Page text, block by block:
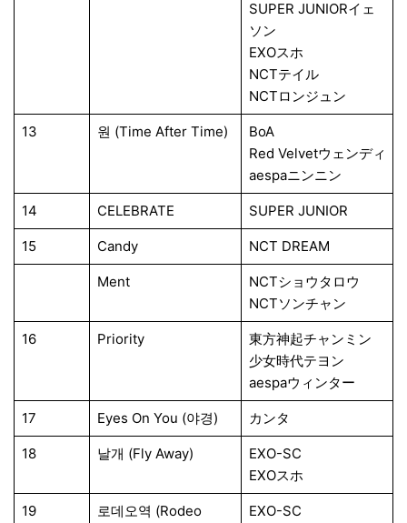
SUPER JUNIORイェ
ソン
EXOスホ
NCTテイル
NCTロンジュン
13 원 (Time After Time)
BoA
Red Velvetウェンディ
aespaニンニン
14 CELEBRATE SUPER JUNIOR
15 Candy NCT DREAM
Ment
NCTショウタロウ
NCTソンチャン
16 Priority
東方神起チャンミン
少女時代テヨン
aespaウィンター
17 Eyes On You (야경) カンタ
18 날개 (Fly Away)
EXO-SC
EXOスホ
19
로데오역 (Rodeo
EXO-SC